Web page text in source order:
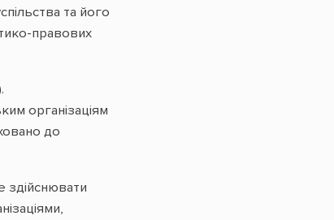
та його
правових
організаціям
до
здійснювати